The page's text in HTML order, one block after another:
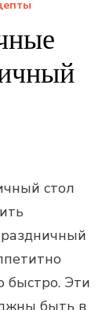
стол
быстро. Эти